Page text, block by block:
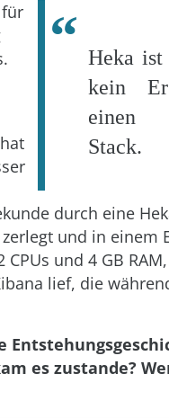
Heka
kein
einen
Stack.
durch eine
und in einem
und 4 GB
lief, die
es zustande?